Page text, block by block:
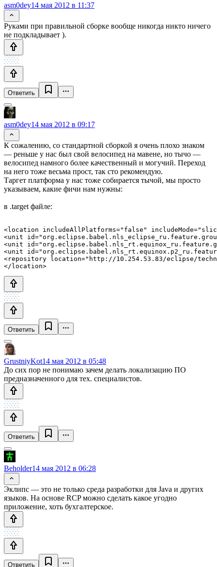
asm0dey14 мая 2012 в 11:37
Руками при правильной сборке вообще никогда никто ничего
не подкладывает ).
Ответить
asm0dey14 мая 2012 в 09:17
К сожалению, со стандартной сборкой я очень плохо знаком
— реньше у нас был свой велосипед на мавене, но тычо —
велосипед намного более качественный и могучий. Переход
на него тоже весьма прост, так сто рекомендую.
Таргет платформа у нас тоже собирается тычой, мы просто
указываем, какие фичи нам нужны:
в .target файле:
<location includeAllPlatforms="false"
<unit
<unit
<unit
<repository location="http://10.254.53.83/eclipse/
Ответить
GrustniyKot14 мая 2012 в 05:48
До сих пор не понимаю зачем делать локализацию ПО
предназначенного для тех. специалистов.
Ответить
Beholder14 мая 2012 в 06:28
Эклипс — это не только среда разработки для Java и других
языков. На основе RCP можно сделать какое угодно
приложение, хоть бухгалтерское.
Ответить